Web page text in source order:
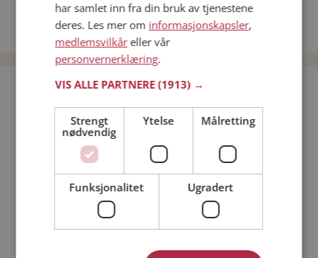
Date kvinner i Norge
Date menn i Norge
Bli medlem gratis!
Jeg er en:
har samlet inn fra din bruk av tjenestene
deres. Les mer om informasjonskapsler,
medlemsvilkåreller vår
personvernerklæring.
VIS ALLE PARTNERE(1913) →
Strengt
nødvendig
Ytelse Målretting
Funksjonalitet Ugradert